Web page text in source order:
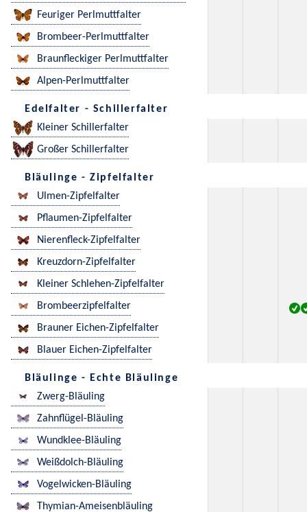
Feuriger Perlmuttfalter
Brombeer-Perlmuttfalter
Braunfleckiger Perlmuttfalter
Alpen-Perlmuttfalter
Edelfalter - Schillerfalter
Kleiner Schillerfalter
Großer Schillerfalter
Bläulinge - Zipfelfalter
Ulmen-Zipfelfalter
Pflaumen-Zipfelfalter
Nierenfleck-Zipfelfalter
Kreuzdorn-Zipfelfalter
Kleiner Schlehen-Zipfelfalter
Brombeerzipfelfalter
Brauner Eichen-Zipfelfalter
Blauer Eichen-Zipfelfalter
Bläulinge - Echte Bläulinge
Zwerg-Bläuling
Zahnflügel-Bläuling
Wundklee-Bläuling
Weißdolch-Bläuling
Vogelwicken-Bläuling
Thymian-Ameisenbläuling